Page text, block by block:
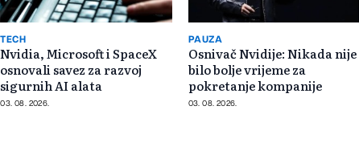
TECH
Nvidia, Microsoft i SpaceX
osnovali savez za razvoj
sigurnih AI alata
03. 08. 2026.
PAUZA
Osnivač Nvidije: Nikada nije
bilo bolje vrijeme za
pokretanje kompanije
03. 08. 2026.